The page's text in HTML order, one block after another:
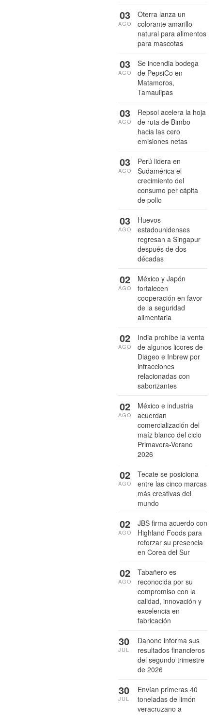
Oterra lanza un
colorante amarillo
natural para alimentos
para mascotas
03
AGO
Se incendia bodega
de PepsiCo en
Matamoros,
Tamaulipas
03
AGO
Repsol acelera la hoja
de ruta de Bimbo
hacia las cero
emisiones netas
03
AGO
Perú lidera en
Sudamérica el
crecimiento del
consumo per cápita
de pollo
03
AGO
Huevos
estadounidenses
regresan a Singapur
después de dos
décadas
03
AGO
México y Japón
fortalecen
cooperación en favor
de la seguridad
alimentaria
02
AGO
India prohíbe la venta
de algunos licores de
Diageo e Inbrew por
infracciones
relacionadas con
saborizantes
02
AGO
México e industria
acuerdan
comercialización del
maíz blanco del ciclo
Primavera-Verano
2026
02
AGO
Tecate se posiciona
entre las cinco marcas
más creativas del
mundo
02
AGO
JBS firma acuerdo con
Highland Foods para
reforzar su presencia
en Corea del Sur
02
AGO
Tabañero es
reconocida por su
compromiso con la
calidad, innovación y
excelencia en
fabricación
02
AGO
Danone informa sus
resultados financieros
del segundo trimestre
de 2026
30
JUL
Envían primeras 40
toneladas de limón
veracruzano a
30
JUL